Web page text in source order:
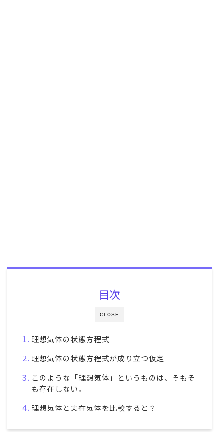
CLOSE
目次
理想気体の状態方程式
理想気体の状態方程式が成り立つ仮定
このような「理想気体」というものは、そもそ
も存在しない。
理想気体と実在気体を比較すると？